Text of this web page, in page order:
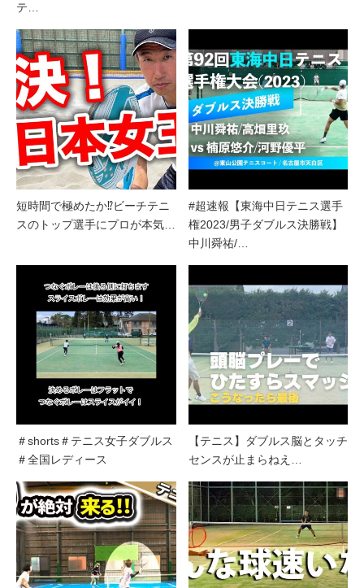
テ…
短時間で極めたか⁉︎ビーチテニ
スのトップ選手にプロが本気…
#超速報【東海中日テニス選手
権2023/男子ダブルス決勝戦】
中川舜祐/…
＃shorts＃テニス女子ダブルス
＃全国レディース
【テニス】ダブルス脳とタッチ
センスが止まらねえ…